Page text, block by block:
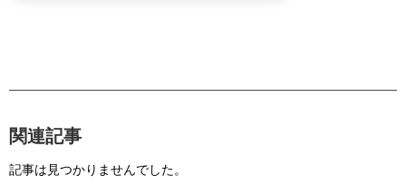
関連記事
記事は見つかりませんでした。